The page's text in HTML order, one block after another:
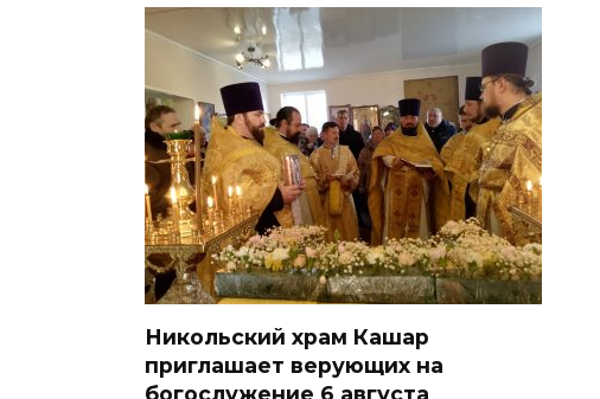
Никольский храм Кашар
приглашает верующих на
богослужение 6 августа